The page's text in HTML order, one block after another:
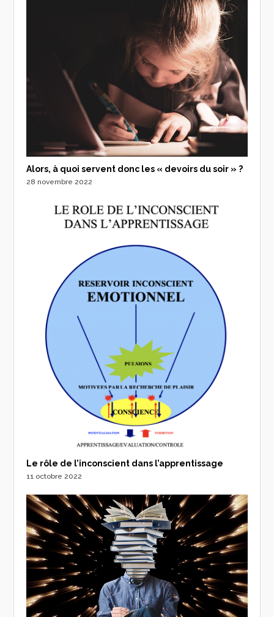
Alors, à quoi servent donc les « devoirs du soir » ?
28 novembre 2022
Le rôle de l’inconscient dans l’apprentissage
11 octobre 2022